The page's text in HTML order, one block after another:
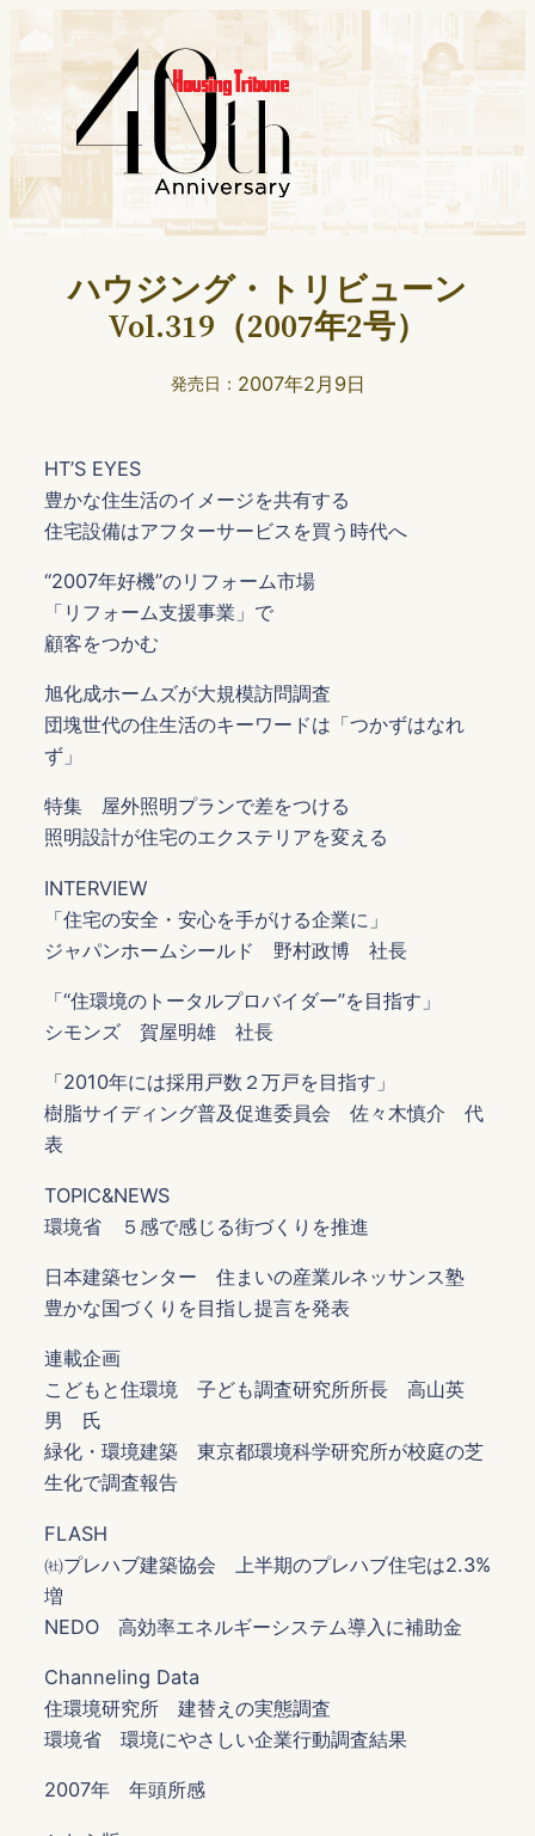
ハウジング・トリビューン
Vol.319（2007年2号）
発売日： 2007年2月9日
HT’S EYES
豊かな住生活のイメージを共有する
住宅設備はアフターサービスを買う時代へ
“2007年好機”のリフォーム市場
「リフォーム支援事業」で
顧客をつかむ
旭化成ホームズが大規模訪問調査
団塊世代の住生活のキーワードは「つかずはなれ
ず」
特集 屋外照明プランで差をつける
照明設計が住宅のエクステリアを変える
INTERVIEW
「住宅の安全・安心を手がける企業に」
ジャパンホームシールド 野村政博 社長
「“住環境のトータルプロバイダー”を目指す」
シモンズ 賀屋明雄 社長
「2010年には採用戸数２万戸を目指す」
樹脂サイディング普及促進委員会 佐々木慎介 代
表
TOPIC&NEWS
環境省 ５感で感じる街づくりを推進
日本建築センター 住まいの産業ルネッサンス塾
豊かな国づくりを目指し提言を発表
連載企画
こどもと住環境 子ども調査研究所所長 高山英
男 氏
緑化・環境建築 東京都環境科学研究所が校庭の芝
生化で調査報告
FLASH
㈳プレハブ建築協会 上半期のプレハブ住宅は2.3%
増
NEDO 高効率エネルギーシステム導入に補助金
Channeling Data
住環境研究所 建替えの実態調査
環境省 環境にやさしい企業行動調査結果
2007年 年頭所感